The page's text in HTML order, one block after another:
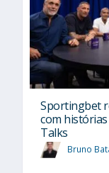
Sportingbet
com
Talks
Bruno